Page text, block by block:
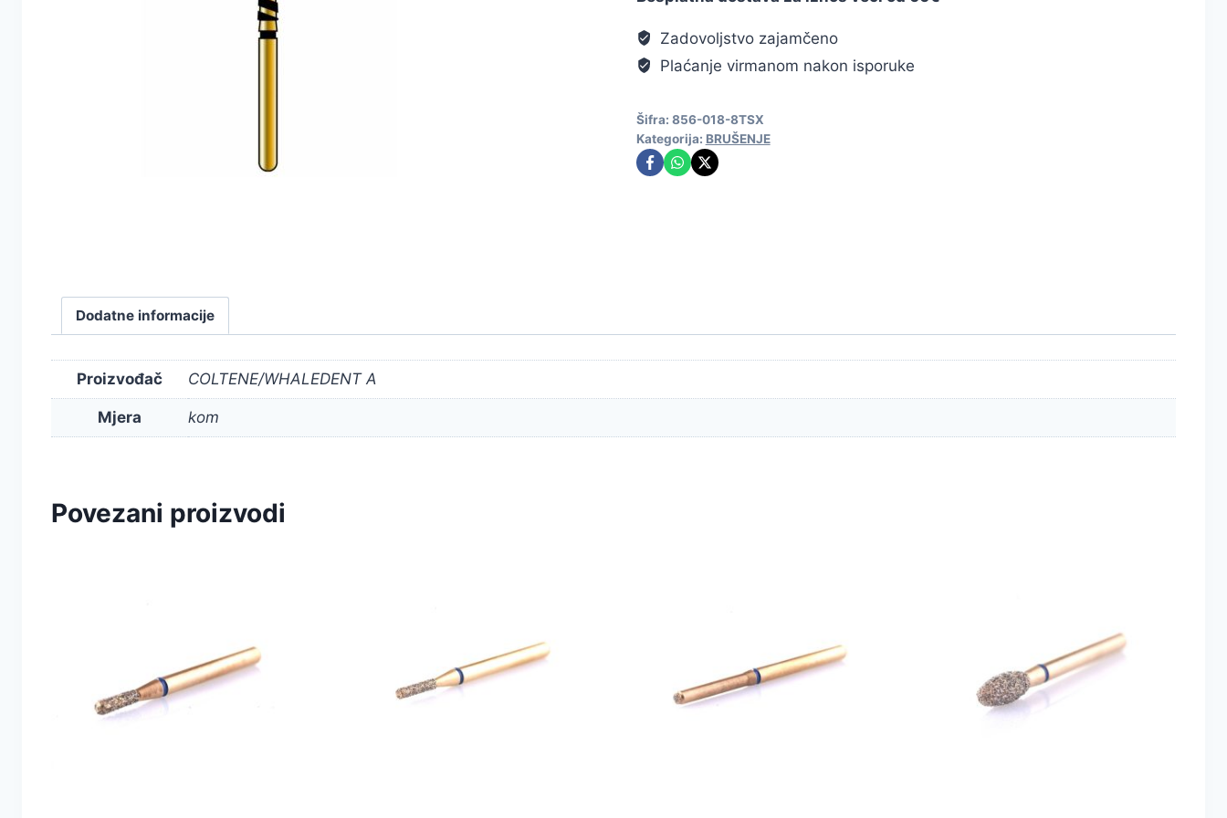
Zadovoljstvo zajamčeno
Plaćanje virmanom nakon isporuke
Šifra: 856-018-8TSX
Kategorija: BRUŠENJE
Dodatne informacije
Proizvođač COLTENE/WHALEDENT A
Mjera kom
Povezani proizvodi